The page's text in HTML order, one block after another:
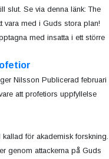
slut. Se via denna länk: The
vara med i Guds stora plan!
med insatta i ett större
Nilsson Publicerad februari
att profetiors uppfyllelse
för akademisk forskning.
genom attackerna på Guds